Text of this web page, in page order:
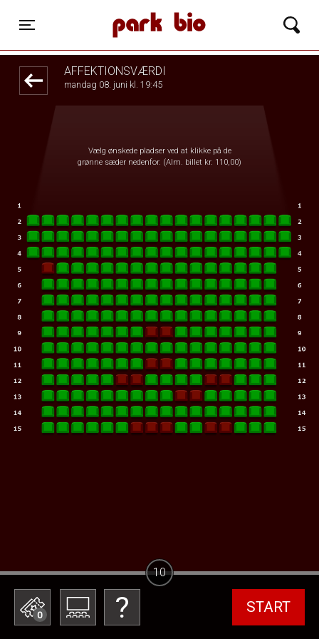
Toggle navigation
Park Bio
AFFEKTIONSVÆRDI
mandag 08. juni kl. 19:45
Vælg ønskede pladser ved at klikke på de
grønne sæder nedenfor. (Alm. billet kr. 110,00)
0 START
10
front03-cc 012735